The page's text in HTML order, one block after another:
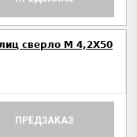
сверло М 4,2Х50
ПРЕДЗАКАЗ